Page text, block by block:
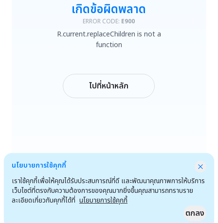
R.current.replaceChildren is not a function
เกิดข้อผิดพลาด
ERROR CODE: E900
R.current.replaceChildren is not a
function
ไปที่หน้าหลัก
นโยบายการใช้คุกกี้
เราใช้คุกกี้เพื่อให้คุณได้รับประสบการณ์ที่ดี และพัฒนาคุณภาพการให้บริการ
เว็บไซต์ที่ตรงกับความต้องการของคุณมากยิ่งขึ้นคุณสามารถทราบราย
ละเอียดเกี่ยวกับคุกกี้ได้ที่ นโยบายการใช้คุกกี้
ตกลง